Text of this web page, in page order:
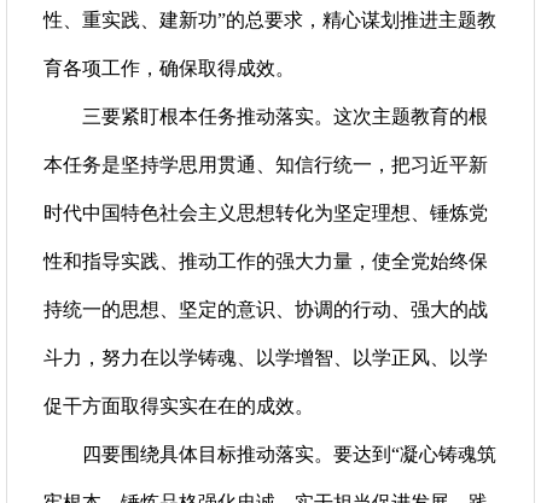
性、重实践、建新功”的总要求，精心谋划推进主题教
育各项工作，确保取得成效。
三要紧盯根本任务推动落实。这次主题教育的根
本任务是坚持学思用贯通、知信行统一，把习近平新
时代中国特色社会主义思想转化为坚定理想、锤炼党
性和指导实践、推动工作的强大力量，使全党始终保
持统一的思想、坚定的意识、协调的行动、强大的战
斗力，努力在以学铸魂、以学增智、以学正风、以学
促干方面取得实实在在的成效。
四要围绕具体目标推动落实。要达到“凝心铸魂筑